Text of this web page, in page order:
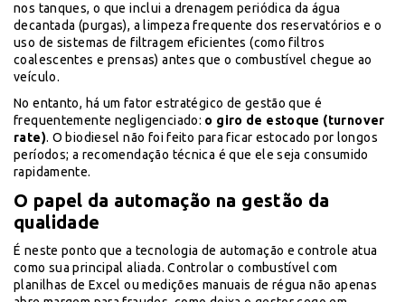
nos tanques, o que inclui a drenagem periódica da água
decantada (purgas), a limpeza frequente dos reservatórios e o
uso de sistemas de filtragem eficientes (como filtros
coalescentes e prensas) antes que o combustível chegue ao
veículo.
No entanto, há um fator estratégico de gestão que é
frequentemente negligenciado: o giro de estoque (turnover
rate). O biodiesel não foi feito para ficar estocado por longos
períodos; a recomendação técnica é que ele seja consumido
rapidamente.
O papel da automação na gestão da
qualidade
É neste ponto que a tecnologia de automação e controle atua
como sua principal aliada. Controlar o combustível com
planilhas de Excel ou medições manuais de régua não apenas